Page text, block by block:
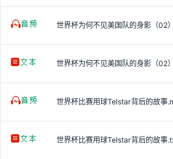
世界杯为何不见美国队的身影（02
世界杯为何不见美国队的身影（02
世界杯比赛用球Telstar背后的故事
世界杯比赛用球Telstar背后的故事